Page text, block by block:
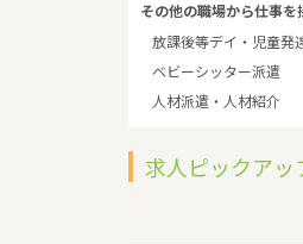
その他の職場から仕事を
放課後等デイ・児童発
ベビーシッター派遣
人材派遣・人材紹介
求人ピックアッ